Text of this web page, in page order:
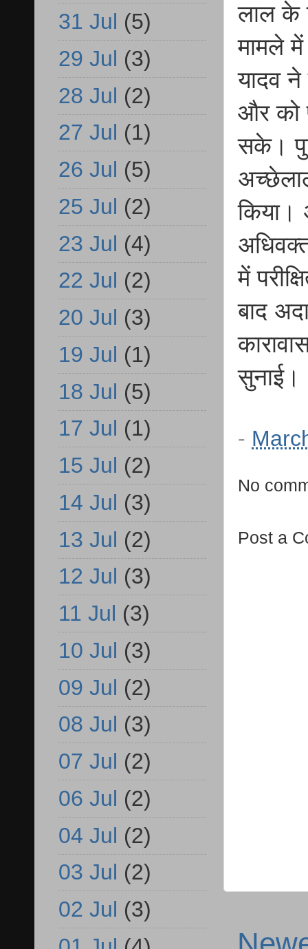
लाल के
मामले
यादव
और को
सके।
किया।
में
बाद
सुनाई।
-
No
Post a
31 Jul (5)
29 Jul (3)
28 Jul (2)
27 Jul (1)
26 Jul (5)
25 Jul (2)
23 Jul (4)
22 Jul (2)
20 Jul (3)
19 Jul (1)
18 Jul (5)
17 Jul (1)
15 Jul (2)
14 Jul (3)
13 Jul (2)
12 Jul (3)
11 Jul (3)
10 Jul (3)
09 Jul (2)
08 Jul (3)
07 Jul (2)
06 Jul (2)
04 Jul (2)
03 Jul (2)
02 Jul (3)